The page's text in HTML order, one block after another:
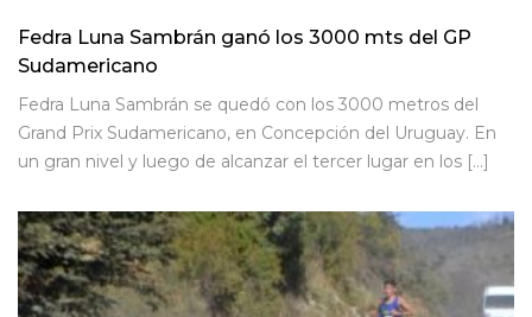
Fedra Luna Sambrán ganó los 3000 mts del GP
Sudamericano
Fedra Luna Sambrán se quedó con los 3000 metros del
Grand Prix Sudamericano, en Concepción del Uruguay. En
un gran nivel y luego de alcanzar el tercer lugar en los […]